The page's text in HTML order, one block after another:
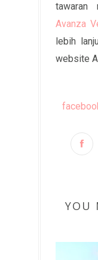
tawaran
Avanza
lebih
website
YOU